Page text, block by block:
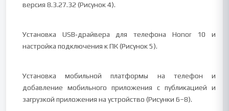
версия 8.3.27.32 (Рисунок 4).
Установка USB‑драйвера для телефона Honor 10 и
настройка подключения к ПК (Рисунок 5).
Установка мобильной платформы на телефон и
добавление мобильного приложения с публикацией и
загрузкой приложения на устройство (Рисунки 6–8).